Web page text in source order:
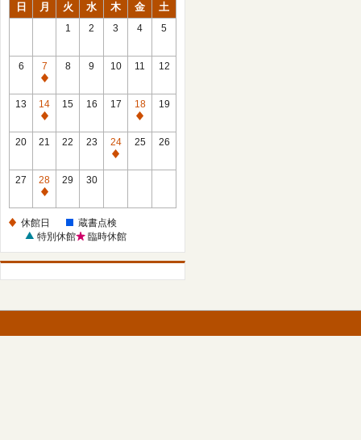
日 月 火 水 木 金 土
1 2 3 4 5
6
7
休
館
日
8 9 10 11 12
13
14
休
館
15 16 17
18
休
館
19
20 21 22 23
24
休
25 26
27
28
休
日
29 30
休館日
蔵書点検
特別休館
臨時休館